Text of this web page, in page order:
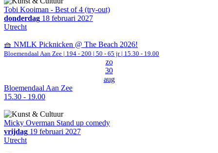
Tobi Kooiman - Best of 4 (try-out)
donderdag 18 februari 2027
Utrecht
🧺 NMLK Picknicken @ The Beach 2026!
Bloemendaal Aan Zee | 194 - 200 | 50 - 65 jr | 15.30 - 19.00
zo
30
aug
Bloemendaal Aan Zee
15.30 - 19.00
Micky Overman Stand up comedy
vrijdag 19 februari 2027
Utrecht